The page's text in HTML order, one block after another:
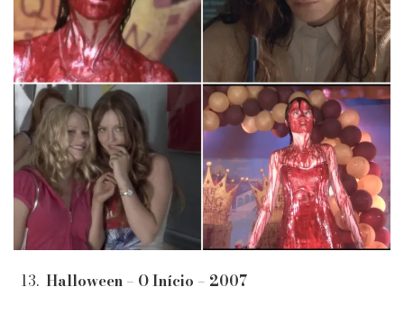
Halloween – O Início – 2007